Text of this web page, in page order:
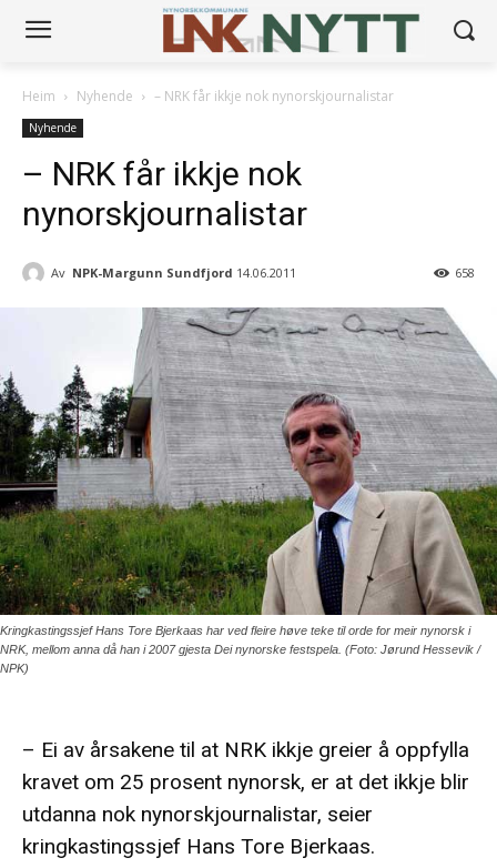
Heim Nyhende – NRK får ikkje nok nynorskjournalistar
Nyhende
– NRK får ikkje nok
nynorskjournalistar
Av NPK-Margunn Sundfjord 14.06.2011 658
Kringkastingssjef Hans Tore Bjerkaas har ved fleire høve teke til orde for meir nynorsk i
NRK, mellom anna då han i 2007 gjesta Dei nynorske festspela. (Foto: Jørund Hessevik /
NPK)
– Ei av årsakene til at NRK ikkje greier å oppfylla
kravet om 25 prosent nynorsk, er at det ikkje blir
utdanna nok nynorskjournalistar, seier
kringkastingssjef Hans Tore Bjerkaas.